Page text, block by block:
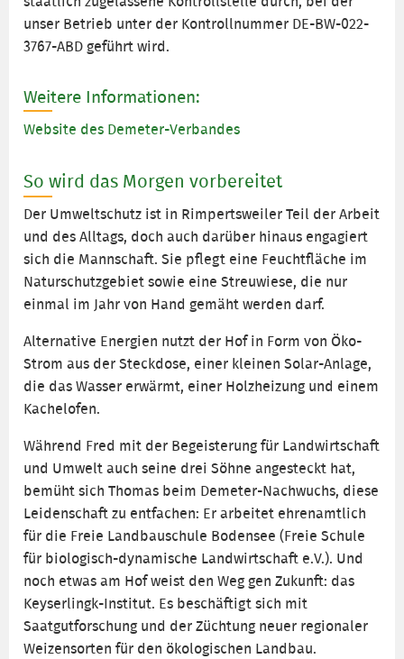
unser Betrieb unter der Kontrollnummer DE-BW-022-
3767-ABD geführt wird.
Weitere Informationen:
Website des Demeter-Verbandes
So wird das Morgen vorbereitet
Der Umweltschutz ist in Rimpertsweiler Teil der Arbeit
und des Alltags, doch auch darüber hinaus engagiert
sich die Mannschaft. Sie pflegt eine Feuchtfläche im
Naturschutzgebiet sowie eine Streuwiese, die nur
einmal im Jahr von Hand gemäht werden darf.
Alternative Energien nutzt der Hof in Form von Öko-
Strom aus der Steckdose, einer kleinen Solar-Anlage,
die das Wasser erwärmt, einer Holzheizung und einem
Kachelofen.
Während Fred mit der Begeisterung für Landwirtschaft
und Umwelt auch seine drei Söhne angesteckt hat,
bemüht sich Thomas beim Demeter-Nachwuchs, diese
Leidenschaft zu entfachen: Er arbeitet ehrenamtlich
für die Freie Landbauschule Bodensee (Freie Schule
für biologisch-dynamische Landwirtschaft e.V.). Und
noch etwas am Hof weist den Weg gen Zukunft: das
Keyserlingk-Institut. Es beschäftigt sich mit
Saatgutforschung und der Züchtung neuer regionaler
Weizensorten für den ökologischen Landbau.